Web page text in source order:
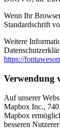
Wenn Ihr
Standardschrift
Weitere
https://
Verwendung
Auf unserer
Mapbox Inc.,
Mapbox
besseren